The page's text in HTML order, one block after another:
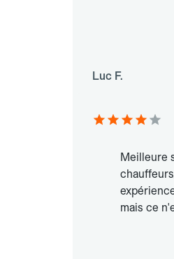
Luc F.
Meilleure
mais ce